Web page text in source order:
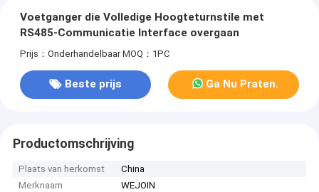
Voetganger die Volledige Hoogteturnstile met
RS485-Communicatie Interface overgaan
Prijs：Onderhandelbaar MOQ：1PC
Beste prijs Ga Nu Praten.
Productomschrijving
Plaats van herkomst
China
Merknaam
WEJOIN